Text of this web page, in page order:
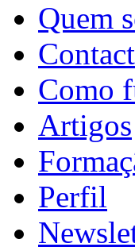
Quem
Como
Artigos
Perfil